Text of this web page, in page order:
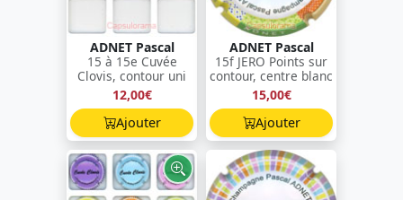
ADNET Pascal
15 à 15e Cuvée
Clovis, contour uni
12,00€
Ajouter
ADNET Pascal
15f JERO Points sur
contour, centre blanc
15,00€
Ajouter